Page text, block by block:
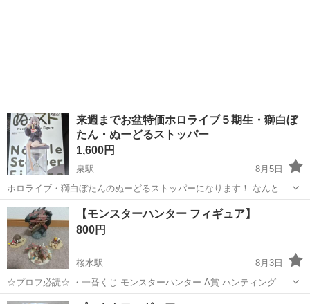
来週までお盆特価ホロライブ５期生・獅白ぼ
たん・ぬーどるストッパー
1,600円
泉駅
8月5日
ホロライブ・獅白ぼたんのぬーどるストッパーになります！ なんと、
砂時計も付いてるので時間を間違えることもありません！ 時間通りに
作って食べるもよし、短めにして硬めを楽しんだり、長めにして柔ら
かくもちもちにしたりと自分好み...
福島 いわき市 フィギュア ホロライブ
【モンスターハンター フィギュア】
800円
桜水駅
8月3日
☆プロフ必読☆ ・一番くじ モンスターハンター A賞 ハンティングト
ロフィー リオレウス(写真2枚目) ・モンスターハンター3G セブンイ
福島 福島市 桜水駅 フィギュア